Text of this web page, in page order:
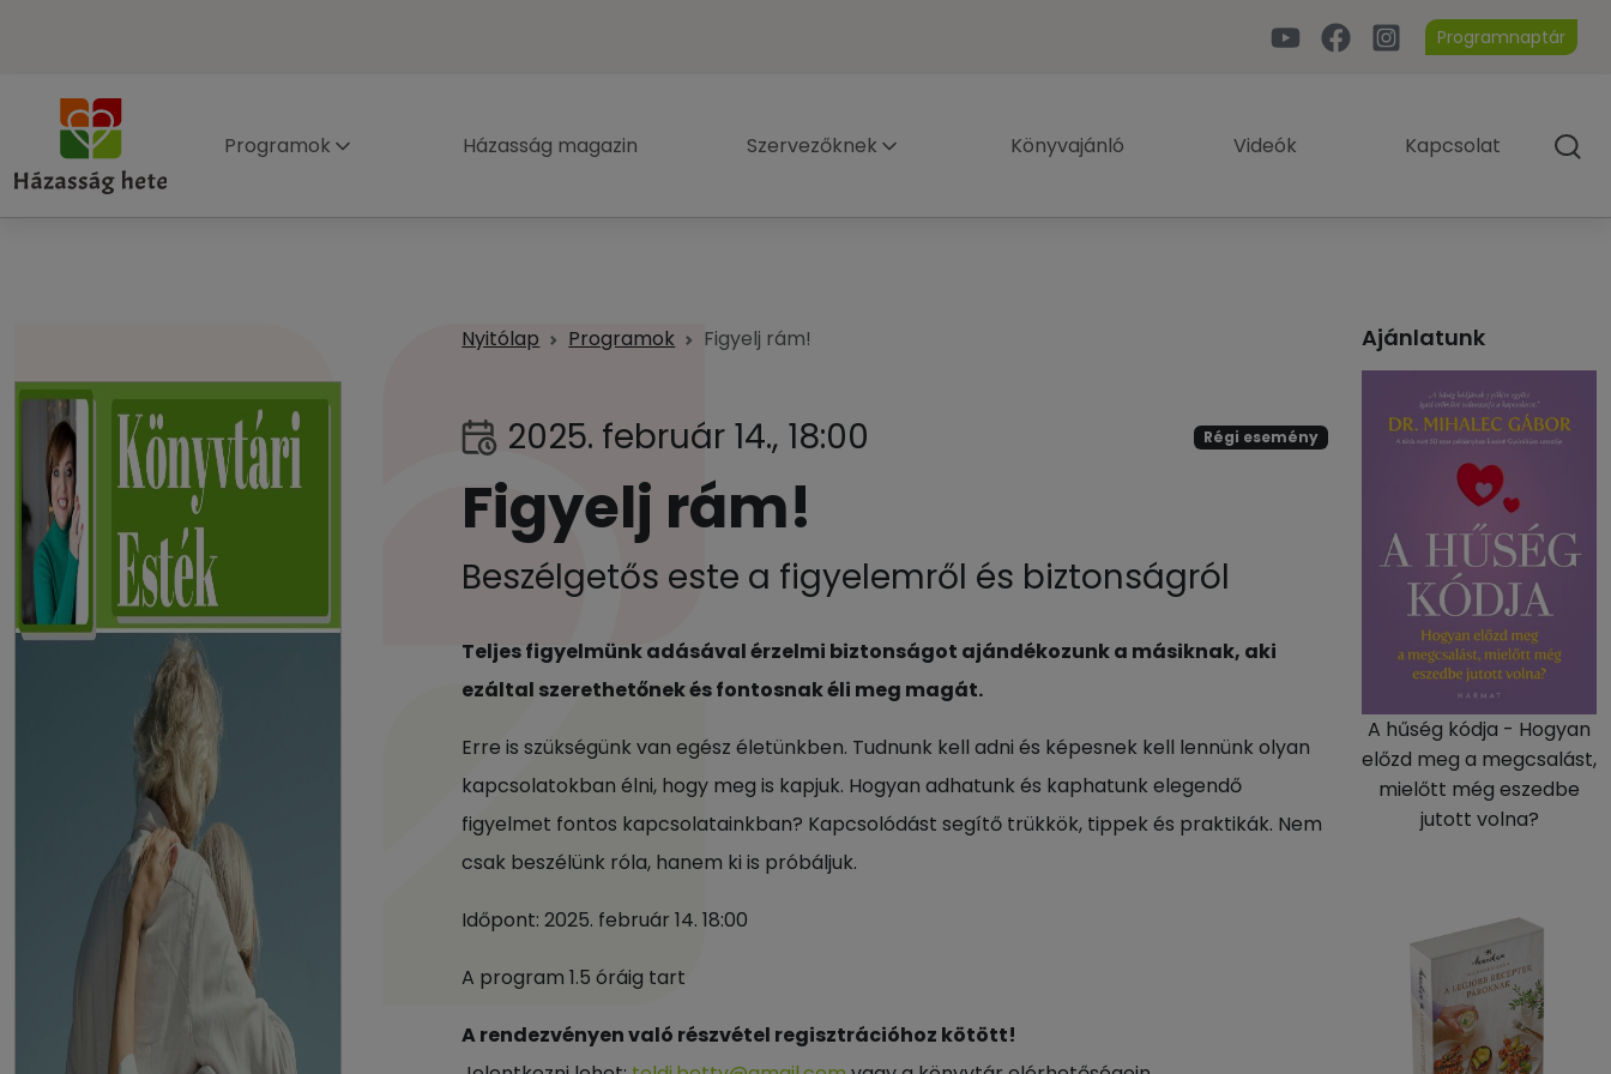
Programnaptár
Programok Házasság magazin Szervezőknek Könyvajánló Videók Kapcsolat
Nyitólap Programok Figyelj rám!
2025. február 14., 18:00 Régi esemény
Figyelj rám!
Beszélgetős este a figyelemről és biztonságról
Teljes figyelmünk adásával érzelmi biztonságot ajándékozunk a másiknak, aki
ezáltal szerethetőnek és fontosnak éli meg magát.
Erre is szükségünk van egész életünkben. Tudnunk kell adni és képesnek kell lennünk olyan
kapcsolatokban élni, hogy meg is kapjuk. Hogyan adhatunk és kaphatunk elegendő
figyelmet fontos kapcsolatainkban? Kapcsolódást segítő trükkök, tippek és praktikák. Nem
csak beszélünk róla, hanem ki is próbáljuk.
Időpont: 2025. február 14. 18:00
A program 1.5 óráig tart
A rendezvényen való részvétel regisztrációhoz kötött!
Ajánlatunk
A hűség kódja - Hogyan
előzd meg a megcsalást,
mielőtt még eszedbe
jutott volna?